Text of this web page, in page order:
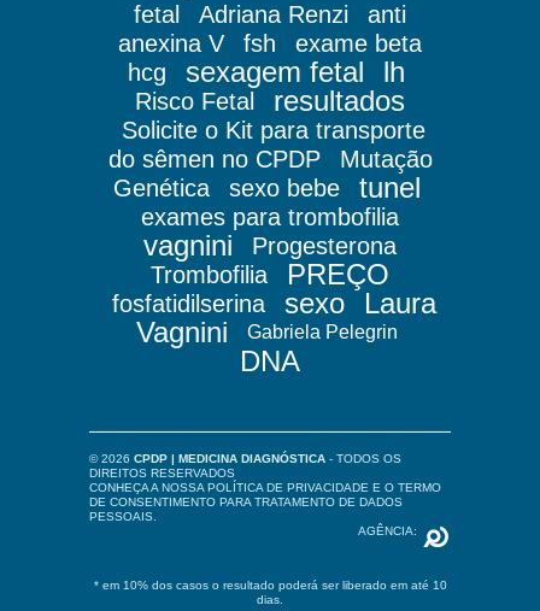
fetal
Adriana Renzi
anti
anexina V
fsh
exame beta
hcg
sexagem fetal lh
Risco Fetal resultados
Solicite o Kit para transporte
do sêmen no CPDP
Mutação
Genética
sexo bebe tunel
exames para trombofilia
vagnini
Progesterona
Trombofilia
PREÇO
fosfatidilserina sexo
Laura
Vagnini
Gabriela Pelegrin
DNA
© 2026 CPDP | MEDICINA DIAGNÓSTICA - TODOS OS
DIREITOS RESERVADOS
CONHEÇA A NOSSA POLÍTICA DE PRIVACIDADE E O TERMO
DE CONSENTIMENTO PARA TRATAMENTO DE DADOS
PESSOAIS
AGÊNCIA:
* em 10% dos casos o resultado poderá ser liberado em até 10
dias.